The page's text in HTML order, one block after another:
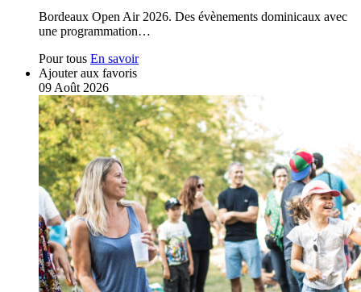
Bordeaux Open Air 2026. Des évènements dominicaux avec
une programmation…
Pour tous En savoir
Ajouter aux favoris
09Août 2026